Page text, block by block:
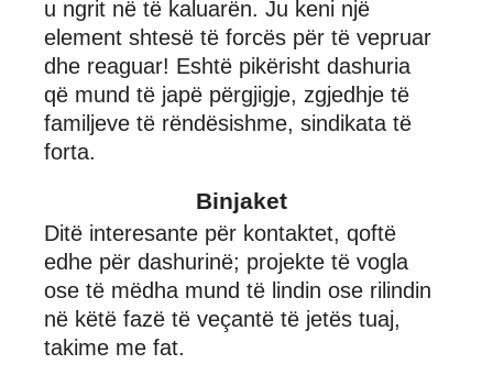
u ngrit në të kaluarën. Ju keni një
element shtesë të forcës për të vepruar
dhe reaguar! Eshtë pikërisht dashuria
që mund të japë përgjigje, zgjedhje të
familjeve të rëndësishme, sindikata të
forta.
Binjaket
Ditë interesante për kontaktet, qoftë
edhe për dashurinë; projekte të vogla
ose të mëdha mund të lindin ose rilindin
në këtë fazë të veçantë të jetës tuaj,
takime me fat.